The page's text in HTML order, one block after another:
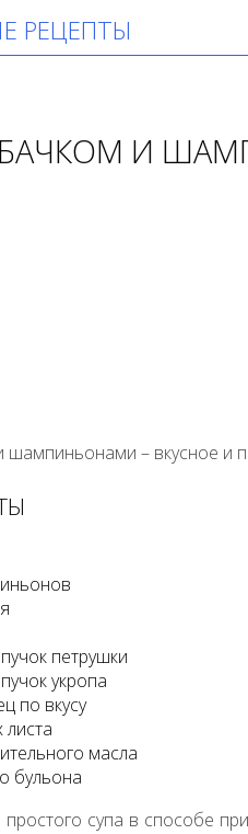
РЕЦЕПТЫ
И
шампиньонами – вкусное и
петрушки
укропа
по вкусу
масла
бульона
супа в способе